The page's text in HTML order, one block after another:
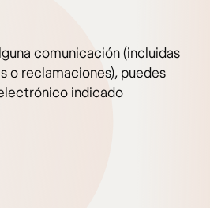
comunicación (incluidas
o reclamaciones), puedes
indicado